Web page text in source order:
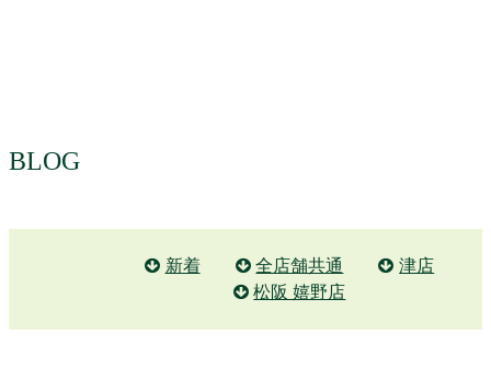
BLOG
新着 全店舗共通
津店
松阪 嬉野店